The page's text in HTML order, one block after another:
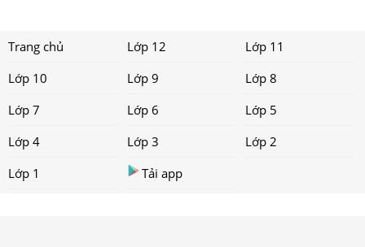
Trang chủ Lớp 12
Lớp 11
Lớp 10
Lớp 9
Lớp 8
Lớp 7
Lớp 6
Lớp 5
Lớp 4
Lớp 3
Lớp 2
Lớp 1
Tải app